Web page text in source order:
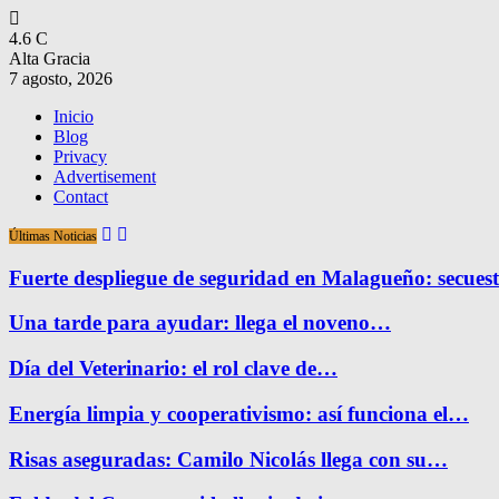
4.6 C
Alta Gracia
7 agosto, 2026
Inicio
Blog
Privacy
Advertisement
Contact
Últimas Noticias
Fuerte despliegue de seguridad en Malagueño:
Una tarde para ayudar: llega el noveno…
Día del Veterinario: el rol clave de…
Energía limpia y cooperativismo: así funciona el…
Risas aseguradas: Camilo Nicolás llega con su…